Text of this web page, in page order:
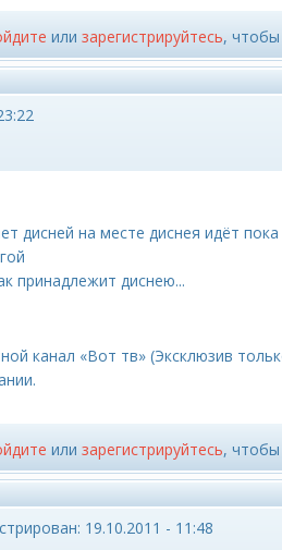
или зарегистрируйтесь,
дисней на месте диснея идёт
принадлежит диснею...
канал «Вот тв» (Эксклюзив
или зарегистрируйтесь,
19.10.2011 - 11:48